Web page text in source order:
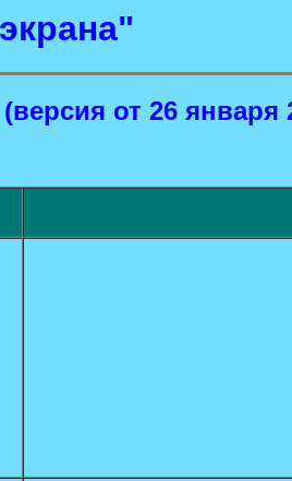
(версия от 26 января